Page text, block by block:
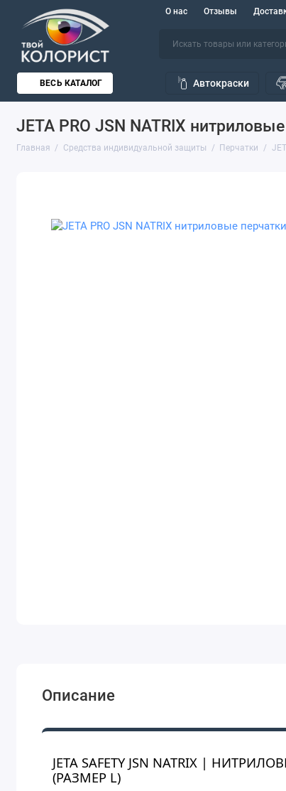
О нас Отзывы
ВЕСЬ КАТАЛОГ Автокраски
JETA PRO JSN NATRIX
Главная Средства индивидуальной защиты Перчатки
Описание
JETA SAFETY JSN NATRIX |
(РАЗМЕР L)